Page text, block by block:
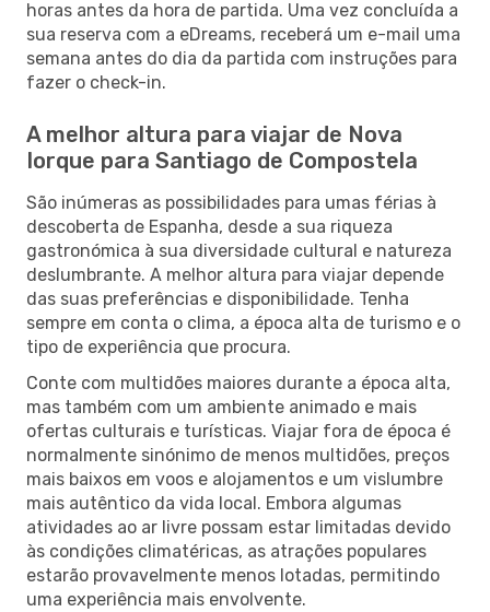
horas antes da hora de partida. Uma vez concluída a
sua reserva com a eDreams, receberá um e-mail uma
semana antes do dia da partida com instruções para
fazer o check-in.
A melhor altura para viajar de Nova
Iorque para Santiago de Compostela
São inúmeras as possibilidades para umas férias à
descoberta de Espanha, desde a sua riqueza
gastronómica à sua diversidade cultural e natureza
deslumbrante. A melhor altura para viajar depende
das suas preferências e disponibilidade. Tenha
sempre em conta o clima, a época alta de turismo e o
tipo de experiência que procura.
Conte com multidões maiores durante a época alta,
mas também com um ambiente animado e mais
ofertas culturais e turísticas. Viajar fora de época é
normalmente sinónimo de menos multidões, preços
mais baixos em voos e alojamentos e um vislumbre
mais autêntico da vida local. Embora algumas
atividades ao ar livre possam estar limitadas devido
às condições climatéricas, as atrações populares
estarão provavelmente menos lotadas, permitindo
uma experiência mais envolvente.